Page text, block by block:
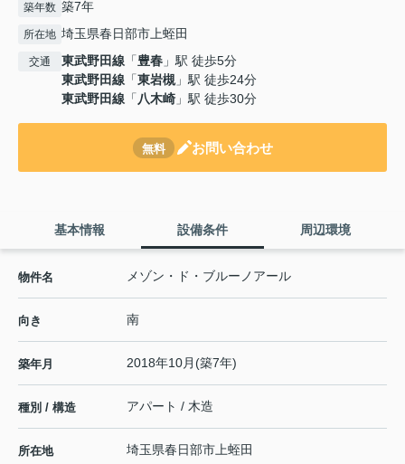
築年数 築7年
所在地 埼玉県春日部市上蛭田
交通 東武野田線 「豊春 」駅 徒歩5分
東武野田線 「東岩槻 」駅 徒歩24分
東武野田線 「八木崎 」駅 徒歩30分
無料 お問い合わせ
基本情報 設備条件 周辺環境
物件名 メゾン・ド・ブルーノアール
向き 南
築年月 2018年10月(築7年)
種別 / 構造 アパート / 木造
所在地 埼玉県春日部市上蛭田